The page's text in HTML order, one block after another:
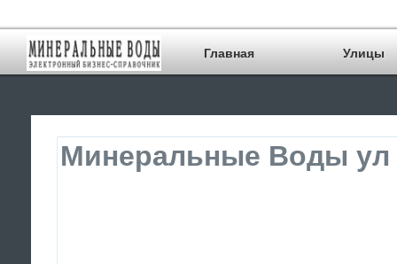
Главная Улицы
Минеральные Воды ул